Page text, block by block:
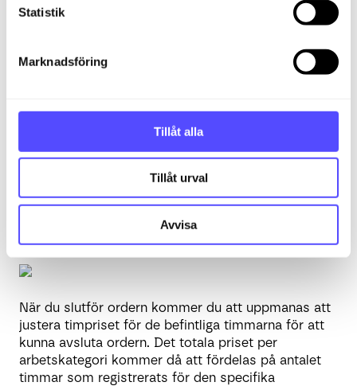
Statistik
Marknadsföring
Tillåt alla
Tillåt urval
Avvisa
fakturera, kan du enkelt göra det på följande sätt:
Dela upp det fasta priset mellan orderraderna i
För att ändra orderraden klickar du på pennan till
höger om raden och kan redigera orderraden på
När du slutför ordern kommer du att uppmanas att
justera timpriset för de befintliga timmarna för att
kunna avsluta ordern. Det totala priset per
arbetskategori kommer då att fördelas på antalet
timmar som registrerats för den specifika